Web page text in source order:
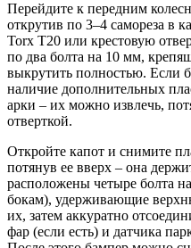
Перейдите к передним
открутив по 3–4 самореза в
Torx T20 или крестовую
по два болта на 10 мм,
выкрутить полностью. Если
наличие дополнительных
арки – их можно извлечь,
отверткой.
Откройте капот и снимите
потянув ее вверх – она
расположены четыре болта
бокам), удерживающие
их, затем аккуратно
фар (если есть) и датчика